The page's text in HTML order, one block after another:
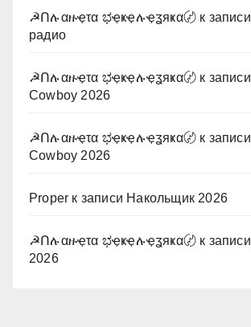
☭Ոሉαዙҿτα ಭҿҝҿሉҿʓяҝα〄 к записи
радио
☭Ոሉαዙҿτα ಭҿҝҿሉҿʓяҝα〄 к записи
Cowboy 2026
☭Ոሉαዙҿτα ಭҿҝҿሉҿʓяҝα〄 к записи
Cowboy 2026
Proper к записи Накольщик 2026
☭Ոሉαዙҿτα ಭҿҝҿሉҿʓяҝα〄 к записи
2026